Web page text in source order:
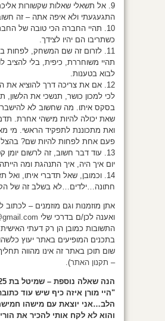
9. אל תשאלי שאלות שקשורות
התגעגעתי ולא איפה אתה – זה
10. תהיי החברה הכי טובה של
כשתריבו הם יהיו לצידך.
11. לזרום זה שם המשחק, לפחות
תהיי משוחררת, כיפית, בלי להציב
לבוא בטענות.
12. אם את צריכה דרך להוציא
לכי למכון כושר, תנשכי את הלשון,
בסקס איתו. מה שחשוב לא
שאת יכולה להיות מישהי אחרת.
ואת מתכוננת לתפקיד הראשי. מי
פעם אחת לפחות להיות שם?
13. עוד דבר חשוב, זה לרשום יומן
יום איך היה, איך התנהגת ומה
14. וכמובן, שאל תדברי איתו, ואל
חתונה…ילדים…לא בשלב זה של
אתן מוזמנות וגם מוזמנים – לכתוב
ואענה לכן/ם בדרכי שלי
התשובות כמובן הן רק דעתי האישית
בתכנים המופיעים באתר יעוץ כלשהו
שום תוכן באתר זה אינו מהווה
– תקנון האתר).
"היי מורן איזה כיף שיש עוד
הלב…אני יוצאת עם מישהו
והוא לא לקח אותי להכיר את